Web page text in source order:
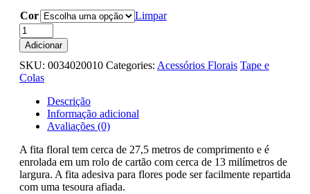
Cor
Limpar
Quantidade
de
Tape
floral
-
Adicionar
SKU: 0034020010 Categories: Acessórios Florais Tape e
Colas
Descrição
Informação adicional
Avaliações (0)
A fita floral tem cerca de 27,5 metros de comprimento e é
enrolada em um rolo de cartão com cerca de 13 milímetros de
largura. A fita adesiva para flores pode ser facilmente repartida
com uma tesoura afiada.